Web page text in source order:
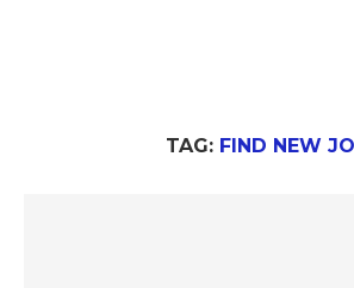
TAG: FIND NEW